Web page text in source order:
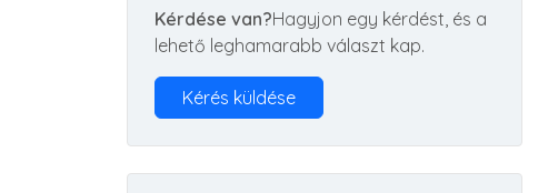
Kérdése van?Hagyjon egy kérdést, és a
lehető leghamarabb választ kap.
Kérés küldése